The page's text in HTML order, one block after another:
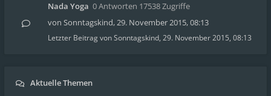
Nada Yoga 0 Antworten 17538 Zugriffe
von Sonntagskind,29. November 2015, 08:13
Letzter Beitrag vonSonntagskind, 29. November 2015, 08:13
Aktuelle Themen